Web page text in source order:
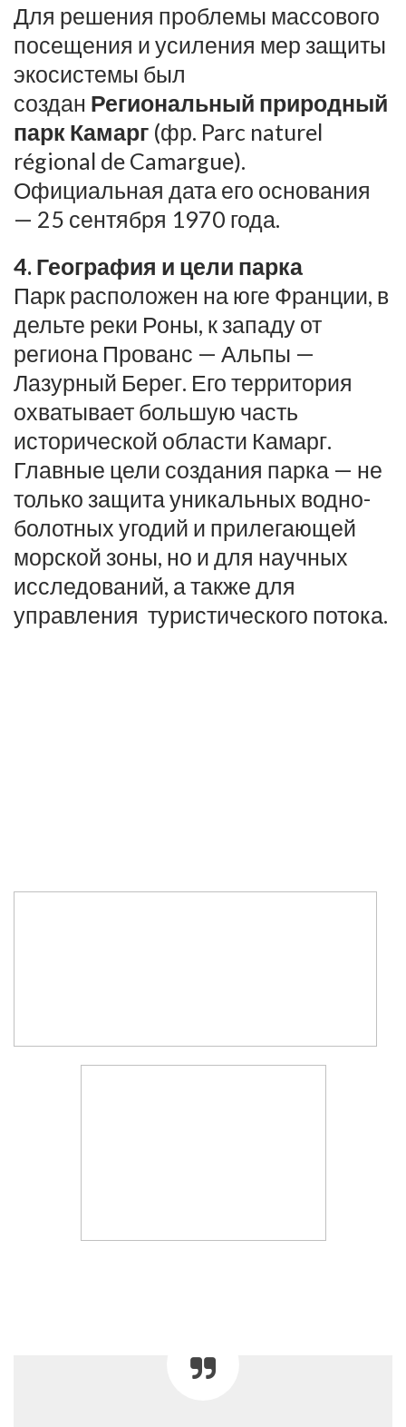
Для решения проблемы массового
посещения и усиления мер защиты
экосистемы был
создан Региональный природный
парк Камарг (фр. Parc naturel
régional de Camargue).
Официальная дата его основания
— 25 сентября 1970 года.
4. География и цели парка
Парк расположен на юге Франции, в
дельте реки Роны, к западу от
региона Прованс — Альпы —
Лазурный Берег. Его территория
охватывает большую часть
исторической области Камарг.
Главные цели создания парка — не
только защита уникальных водно-
болотных угодий и прилегающей
морской зоны, но и для научных
исследований, а также для
управления туристического потока.